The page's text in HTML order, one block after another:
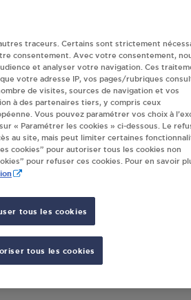
à
traceurs. Certains sont strictement
consentement. Avec votre consentement,
et analyser votre navigation. Ces
votre adresse IP, vos pages/rubriques
de visites, sources de navigation et vos
à des partenaires tiers, y compris ceux
Vous pouvez paramétrer vos choix à
« Paramétrer les cookies » ci-dessous. Le
au site, mais peut limiter certaines
cookies” pour autoriser tous les cookies non
pour refuser ces cookies. Pour en savoir
tous les cookies
tous les cookies